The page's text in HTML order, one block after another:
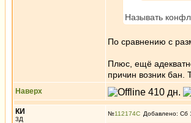
Называть
По сравнению с
Плюс, ещё
причин возник бан.
Наверх
КИ
3Д
№112174 Добавлено: Сб